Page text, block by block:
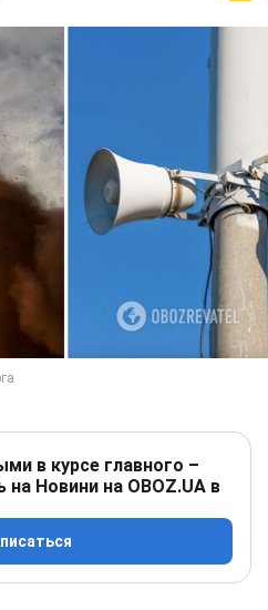
в курсе главного –
на Новини на OBOZ.UA в